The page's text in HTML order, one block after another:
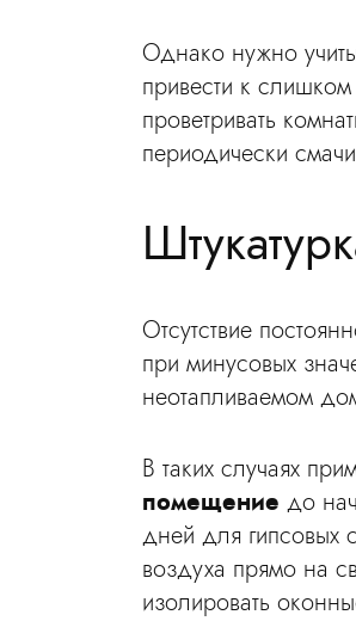
Однако нужно
привести к
проветривать
периодически
Отсутствие
при минусовых
неотапливаемом
В таких случаях
помещение до
дней для гипсовых
воздуха прямо на
изолировать